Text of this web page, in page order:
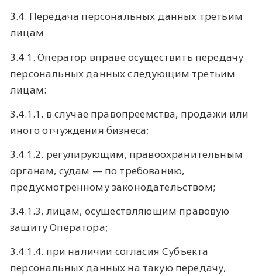
3.4. Передача персональных данных третьим
лицам
3.4.1. Оператор вправе осуществить передачу
персональных данных следующим третьим
лицам:
3.4.1.1. в случае правопреемства, продажи или
иного отчуждения бизнеса;
3.4.1.2. регулирующим, правоохранительным
органам, судам — по требованию,
предусмотренному законодательством;
3.4.1.3. лицам, осуществляющим правовую
защиту Оператора;
3.4.1.4. при наличии согласия Субъекта
персональных данных на такую передачу,